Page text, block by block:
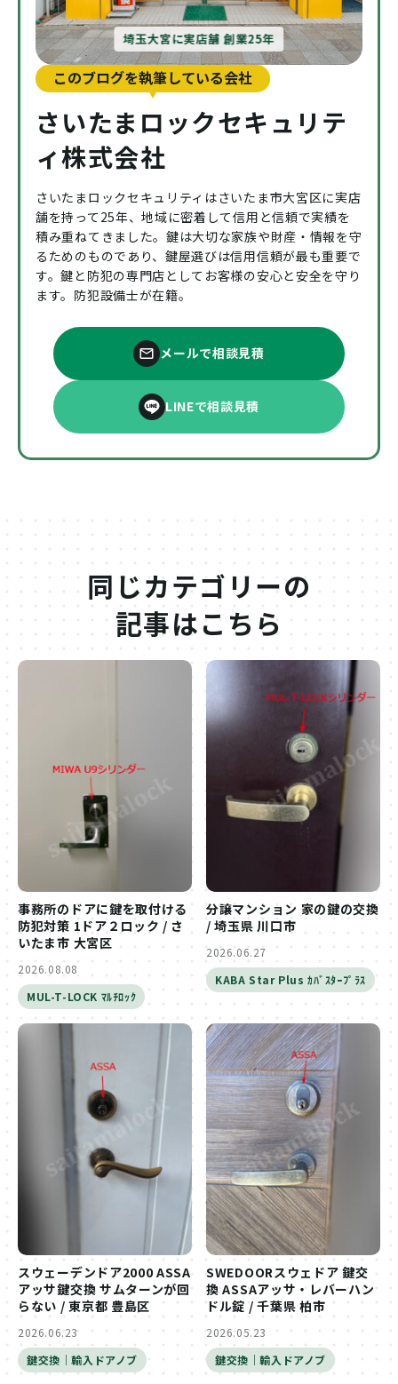
埼玉大宮に実店舗 創業25年
このブログを執筆している会社
さいたまロックセキュリテ
ィ株式会社
さいたまロックセキュリティはさいたま市大宮区に実店
舗を持って25年、地域に密着して信用と信頼で実績を
積み重ねてきました。鍵は大切な家族や財産・情報を守
るためのものであり、鍵屋選びは信用信頼が最も重要で
す。鍵と防犯の専門店としてお客様の安心と安全を守り
ます。防犯設備士が在籍。
メールで相談見積
LINEで相談見積
同じカテゴリーの
記事はこちら
事務所のドアに鍵を取付ける
防犯対策 1ドア２ロック / さ
いたま市 大宮区
2026.08.08
MUL-T-LOCK ﾏﾙﾁﾛｯｸ
分譲マンション 家の鍵の交換
/ 埼玉県 川口市
2026.06.27
KABA Star Plus ｶﾊﾞｽﾀｰﾌﾟﾗｽ
スウェーデンドア2000 ASSA
アッサ鍵交換 サムターンが回
らない / 東京都 豊島区
2026.06.23
鍵交換｜輸入ドアノブ
SWEDOORスウェドア 鍵交
換 ASSAアッサ・レバーハン
ドル錠 / 千葉県 柏市
2026.05.23
鍵交換｜輸入ドアノブ